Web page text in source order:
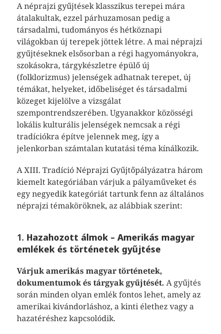
A néprajzi gyűjtések klasszikus terepei mára
átalakultak, ezzel párhuzamosan pedig a
társadalmi, tudományos és hétköznapi
világokban új terepek jöttek létre. A mai néprajzi
gyűjtéseknek elsősorban a régi hagyományokra,
szokásokra, tárgykészletre épülő új
(folklorizmus) jelenségek adhatnak terepet, új
témákat, helyeket, időbeliséget és társadalmi
közeget kijelölve a vizsgálat
szempontrendszerében. Ugyanakkor közösségi
lokális kulturális jelenségek nemcsak a régi
tradíciókra építve jelennek meg, így a
jelenkorban számtalan kutatási téma kínálkozik.
A XIII. Tradíció Néprajzi Gyűjtőpályázatra három
kiemelt kategóriában várjuk a pályaműveket és
egy negyedik kategóriát tartunk fenn az általános
néprajzi témaköröknek, az alábbiak szerint:
1. Hazahozott álmok – Amerikás magyar
emlékek és történetek gyűjtése
Várjuk amerikás magyar történetek,
dokumentumok és tárgyak gyűjtését. A gyűjtés
során minden olyan emlék fontos lehet, amely az
amerikai kivándorláshoz, a kinti élethez vagy a
hazatéréshez kapcsolódik.